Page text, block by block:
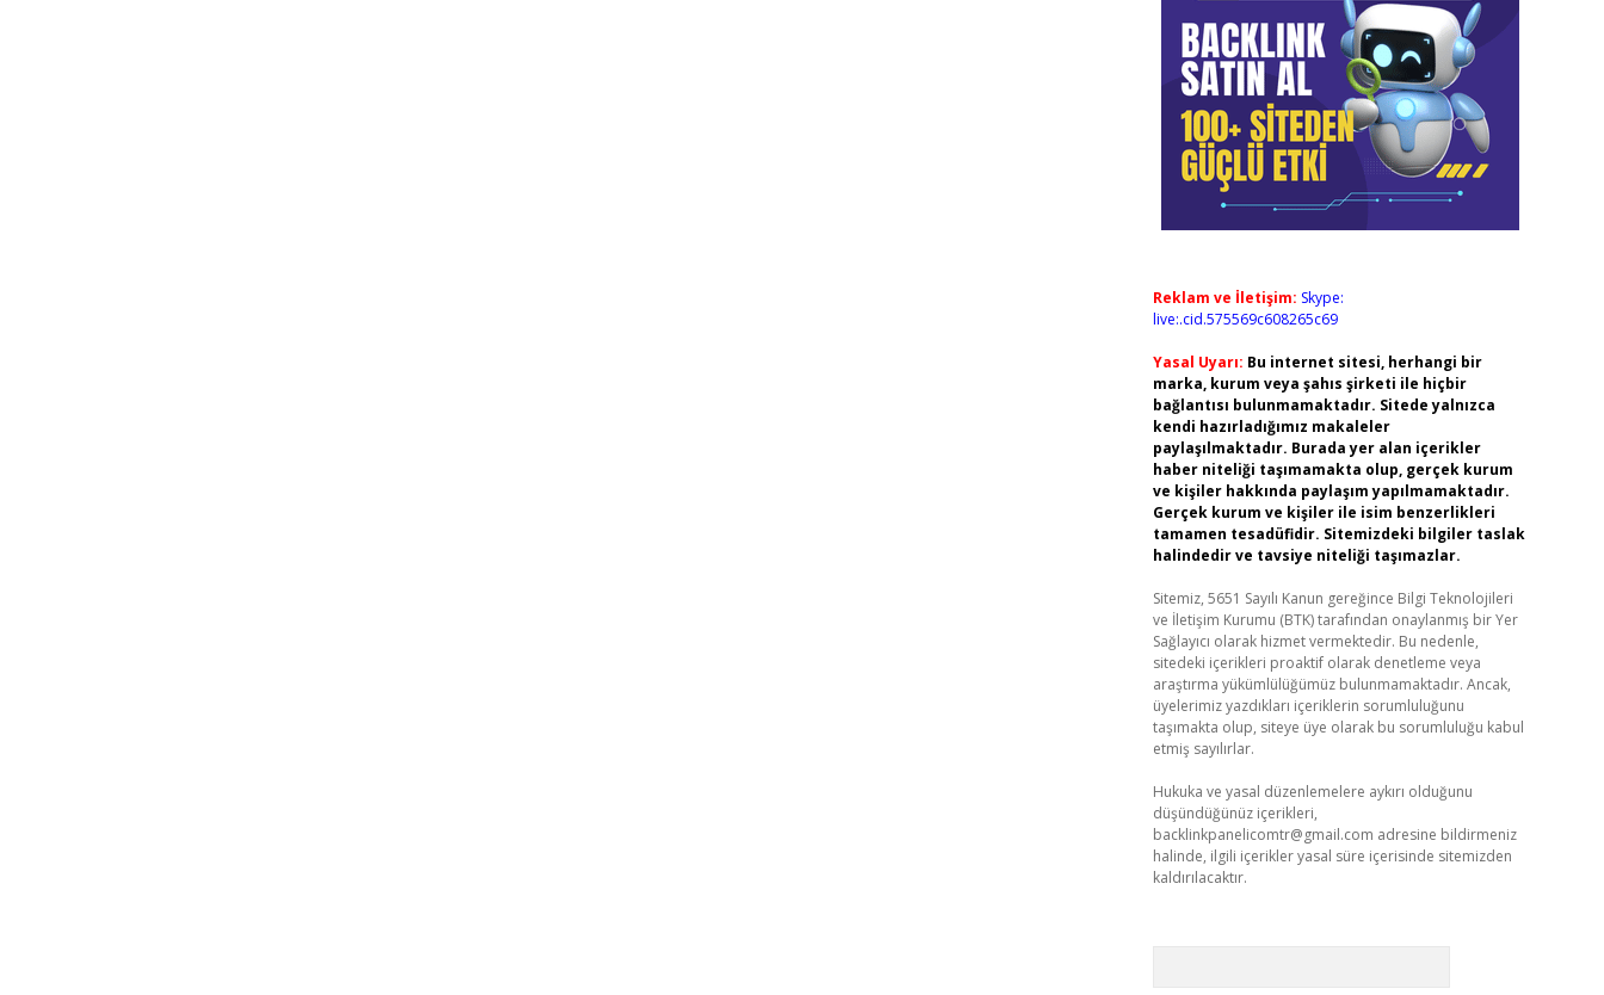
Reklam ve İletişim: Skype:
live:.cid.575569c608265c69
Yasal Uyarı: Bu internet sitesi, herhangi bir
marka, kurum veya şahıs şirketi ile hiçbir
bağlantısı bulunmamaktadır. Sitede yalnızca
kendi hazırladığımız makaleler
paylaşılmaktadır. Burada yer alan içerikler
haber niteliği taşımamakta olup, gerçek kurum
ve kişiler hakkında paylaşım yapılmamaktadır.
Gerçek kurum ve kişiler ile isim benzerlikleri
tamamen tesadüfidir. Sitemizdeki bilgiler taslak
halindedir ve tavsiye niteliği taşımazlar.
Sitemiz, 5651 Sayılı Kanun gereğince Bilgi Teknolojileri
ve İletişim Kurumu (BTK) tarafından onaylanmış bir Yer
Sağlayıcı olarak hizmet vermektedir. Bu nedenle,
sitedeki içerikleri proaktif olarak denetleme veya
araştırma yükümlülüğümüz bulunmamaktadır. Ancak,
üyelerimiz yazdıkları içeriklerin sorumluluğunu
taşımakta olup, siteye üye olarak bu sorumluluğu kabul
etmiş sayılırlar.
Hukuka ve yasal düzenlemelere aykırı olduğunu
düşündüğünüz içerikleri,
backlinkpanelicomtr@gmail.com adresine bildirmeniz
halinde, ilgili içerikler yasal süre içerisinde sitemizden
kaldırılacaktır.